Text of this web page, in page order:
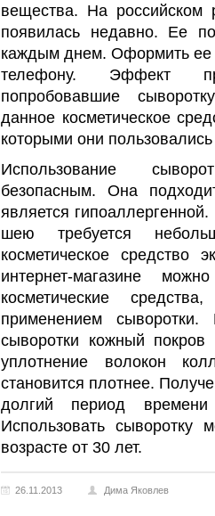
вещества. На
появилась недавно. Ее
каждым днем. Оформить ее
телефону. Эффект
попробовавшие
данное косметическое
которыми они
Использование
безопасным. Она
является
шею требуется
косметическое средство
интернет-магазине
косметические
применением сыворотки.
сыворотки кожный покров
уплотнение волокон
становится плотнее.
долгий период
Использовать
возрасте от 30 лет.
26.11.2013 Дима Яковлев